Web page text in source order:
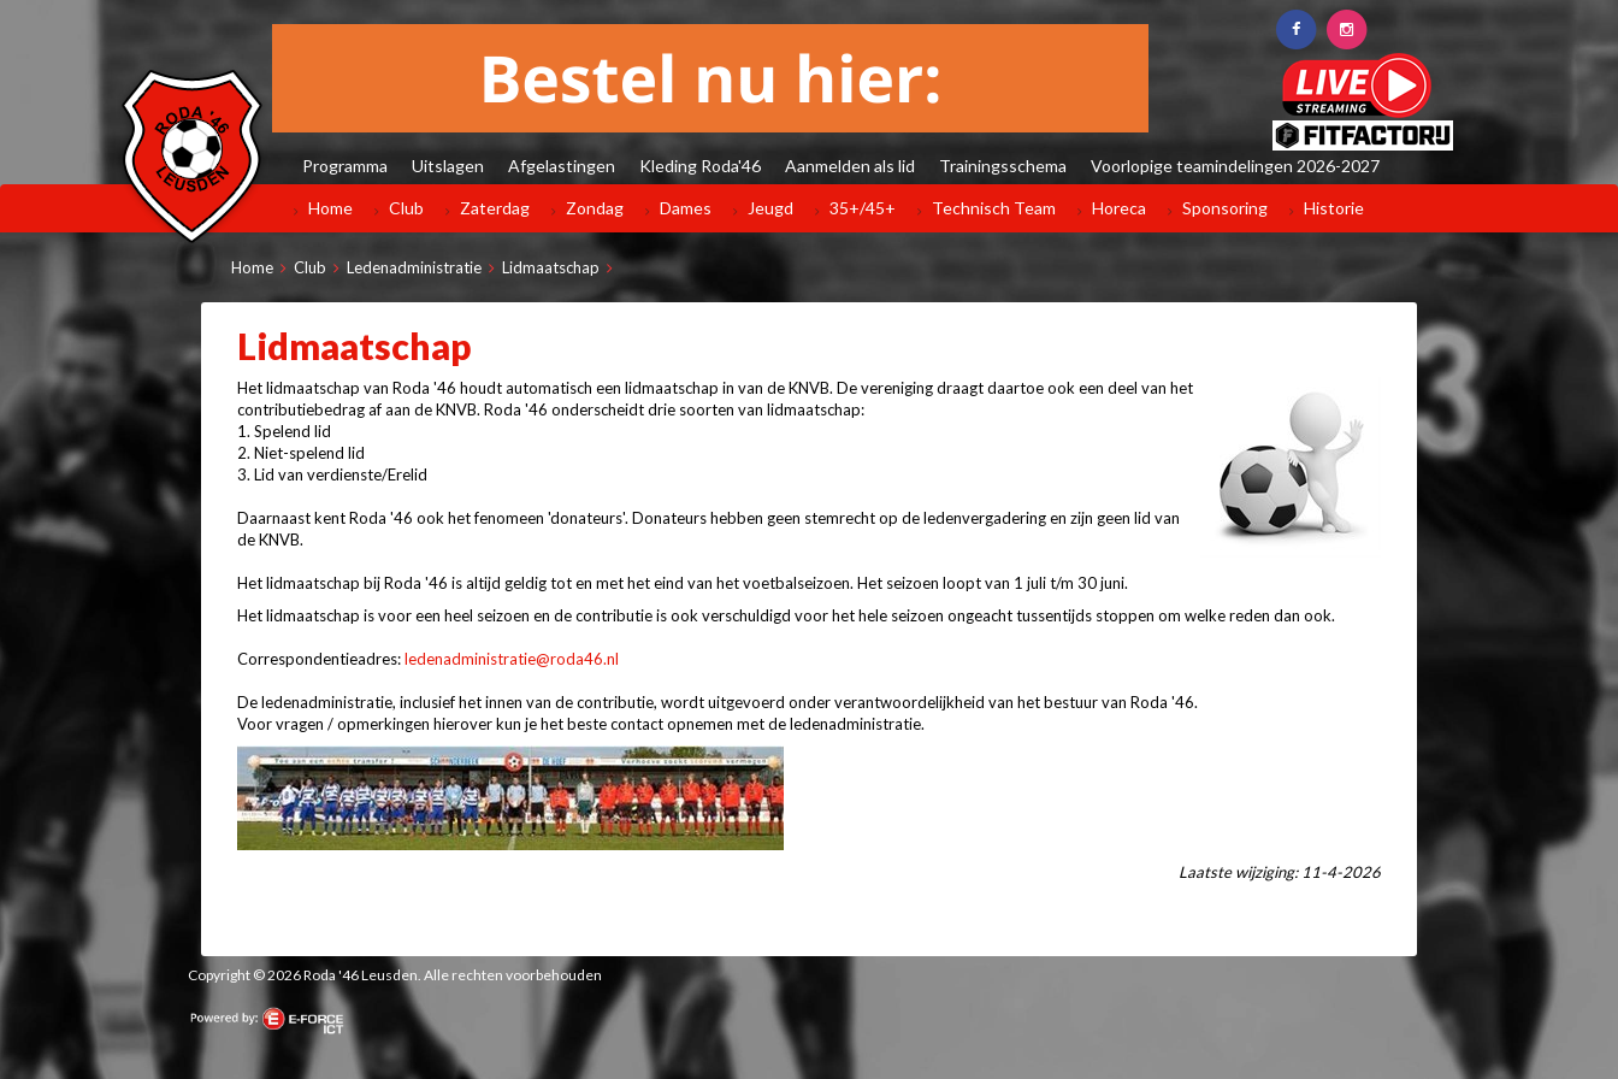
Programma Uitslagen Afgelastingen Kleding Roda'46 Aanmelden als lid Trainingsschema Voorlopige teamindelingen 2026-2027
Home Club Zaterdag Zondag Dames Jeugd 35+/45+ Technisch Team Horeca Sponsoring Historie
Home Club Ledenadministratie Lidmaatschap
Lidmaatschap
Het lidmaatschap van Roda '46 houdt automatisch een lidmaatschap in van de KNVB. De vereniging draagt daartoe ook een deel van het
contributiebedrag af aan de KNVB. Roda '46 onderscheidt drie soorten van lidmaatschap:
1. Spelend lid
2. Niet-spelend lid
3. Lid van verdienste/Erelid
Daarnaast kent Roda '46 ook het fenomeen 'donateurs'. Donateurs hebben geen stemrecht op de ledenvergadering en zijn geen lid van
de KNVB.
Het lidmaatschap bij Roda '46 is altijd geldig tot en met het eind van het voetbalseizoen. Het seizoen loopt van 1 juli t/m 30 juni.
Het lidmaatschap is voor een heel seizoen en de contributie is ook verschuldigd voor het hele seizoen ongeacht tussentijds stoppen om welke reden dan ook.
Correspondentieadres:ledenadministratie@roda46.nl
De ledenadministratie, inclusief het innen van de contributie, wordt uitgevoerd onder verantwoordelijkheid van het bestuur van Roda '46.
Voor vragen / opmerkingen hierover kun je het beste contact opnemen met de ledenadministratie.
Laatste wijziging: 11-4-2026
Copyright © 2026 Roda '46 Leusden. Alle rechten voorbehouden